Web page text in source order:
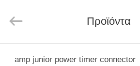
Parts
Co.,Ltd.
Προϊόντα
amp junior power timer connector